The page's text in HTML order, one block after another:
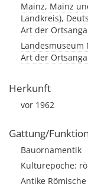
Mainz, Mainz
Landkreis),
Art der
Landesmuseum
Art der
Herkunft
vor 1962
Gattung/
Bauornamentik
Kulturepoche:
Antike